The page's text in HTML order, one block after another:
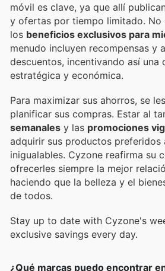
móvil es clave, ya que allí
y ofertas por tiempo limitado. No
los beneficios exclusivos para
menudo incluyen recompensas y
descuentos, incentivando así una
estratégica y económica.
Para maximizar sus ahorros, se
planificar sus compras. Estar al
semanales y las promociones
adquirir sus productos preferidos
inigualables. Cyzone reafirma su
ofrecerles siempre la mejor
haciendo que la belleza y el
de todos.
Stay up to date with Cyzone's
exclusive savings every day.
¿Qué marcas puedo encontrar